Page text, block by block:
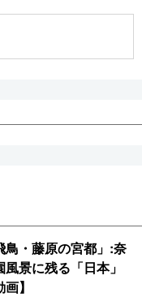
鳥・藤原の宮都」:奈
景に残る「日本」
】